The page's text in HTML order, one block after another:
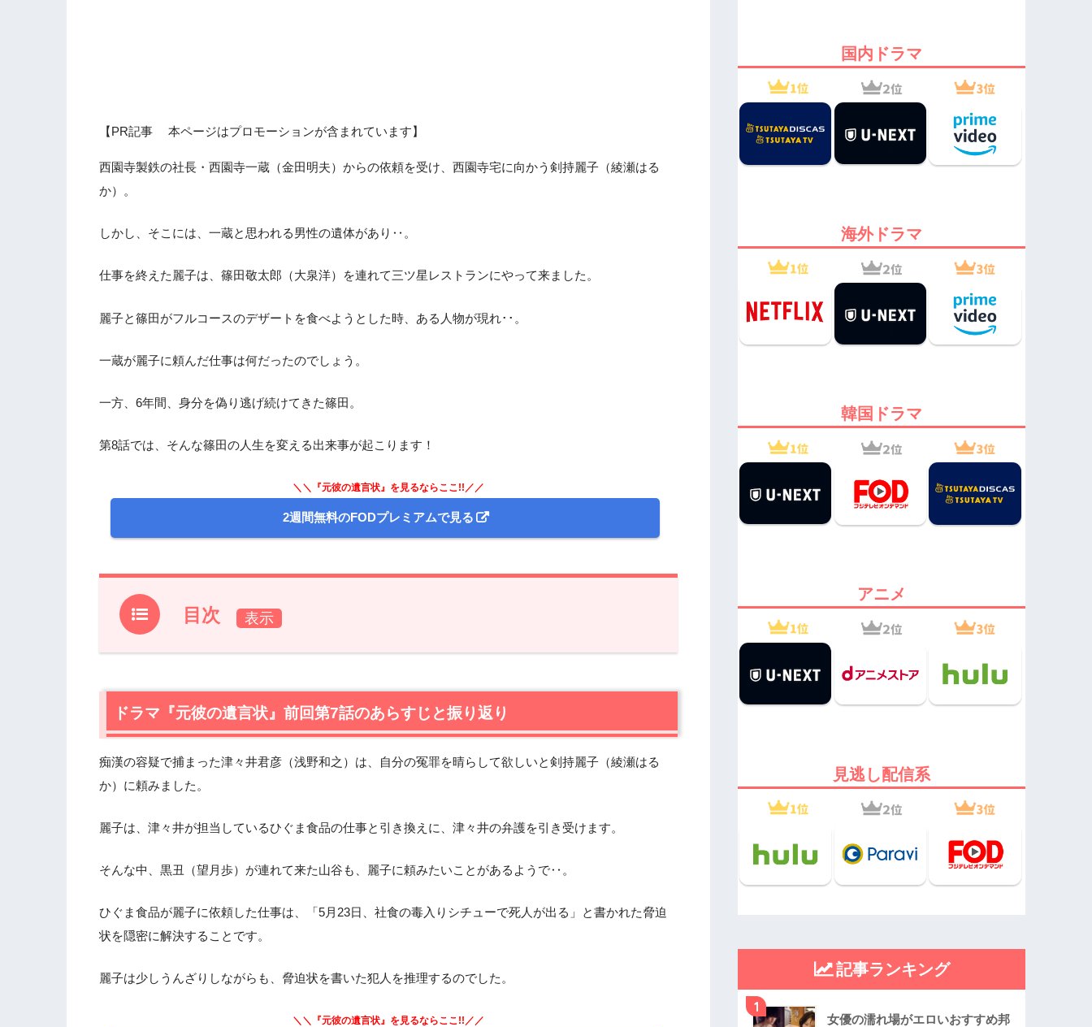
【PR記事 本ページはプロモーションが含まれています】
西園寺製鉄の社長・西園寺一蔵（金田明夫）からの依頼を受け、西園寺宅に向かう剣持麗子（綾瀬はる
か）。
しかし、そこには、一蔵と思われる男性の遺体があり‥。
仕事を終えた麗子は、篠田敬太郎（大泉洋）を連れて三ツ星レストランにやって来ました。
麗子と篠田がフルコースのデザートを食べようとした時、ある人物が現れ･･。
一蔵が麗子に頼んだ仕事は何だったのでしょう。
一方、6年間、身分を偽り逃げ続けてきた篠田。
第8話では、そんな篠田の人生を変える出来事が起こります！
＼＼『元彼の遺言状』を見るならここ!!／／
2週間無料のFODプレミアムで見る
目次
1.ドラマ『元彼の遺言状』前回第7話のあらすじと振り返り
2.1 篠田（大泉洋）の告白と、大口案件を受ける麗子（綾瀬はるか）
2.2西園寺宅で見つかった遺体
2.3一蔵（金田明夫）の遺言書
3. ドラマ『元彼の遺言状』第8話まとめ
ドラマ『元彼の遺言状』前回第7話のあらすじと振り返り
痴漢の容疑で捕まった津々井君彦（浅野和之）は、自分の冤罪を晴らして欲しいと剣持麗子（綾瀬はる
か）に頼みました。
麗子は、津々井が担当しているひぐま食品の仕事と引き換えに、津々井の弁護を引き受けます。
そんな中、黒丑（望月歩）が連れて来た山谷も、麗子に頼みたいことがあるようで‥。
ひぐま食品が麗子に依頼した仕事は、「5月23日、社食の毒入りシチューで死人が出る」と書かれた脅迫
状を隠密に解決することです。
麗子は少しうんざりしながらも、脅迫状を書いた犯人を推理するのでした。
＼＼『元彼の遺言状』を見るならここ!!／／
国内ドラマ
海外ドラマ
韓国ドラマ
アニメ
見逃し配信系
記事ランキング
1
女優の濡れ場がエロいおすすめ邦